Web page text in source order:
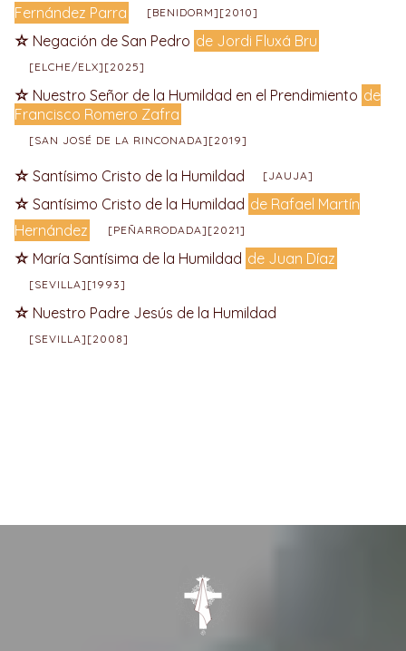
Fernández Parra
[BENIDORM][2010]
Negación de San Pedro de Jordi Fluxá Bru
[ELCHE/ELX][2025]
Nuestro Señor de la Humildad en el Prendimiento de
Francisco Romero Zafra
[SAN JOSÉ DE LA RINCONADA][2019]
Santísimo Cristo de la Humildad [JAUJA]
Santísimo Cristo de la Humildad de Rafael Martín
Hernández
[PEÑARRODADA][2021]
María Santísima de la Humildad de Juan Díaz
[SEVILLA][1993]
Nuestro Padre Jesús de la Humildad
[SEVILLA][2008]